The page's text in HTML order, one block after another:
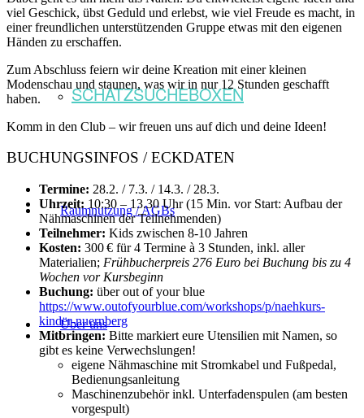
SCHATZSUCHEBOXEN
Raumnutzung / AGBs
Über uns
viel Geschick, übst Geduld und erlebst, wie viel Freude es macht, in
einer freundlichen unterstützenden Gruppe etwas mit den eigenen
Händen zu erschaffen.
Zum Abschluss feiern wir deine Kreation mit einer kleinen
Modenschau und staunen, was wir in nur 12 Stunden geschafft
haben.
Komm in den Club – wir freuen uns auf dich und deine Ideen!
BUCHUNGSINFOS / ECKDATEN
Termine: 28.2. / 7.3. / 14.3. / 28.3.
Uhrzeit: 10:30 – 13.30 Uhr (15 Min. vor Start: Aufbau der
Nähmaschinen der Teilnehmenden)
Teilnehmer: Kids zwischen 8-10 Jahren
Kosten: 300 € für 4 Termine à 3 Stunden, inkl. aller
Materialien; Frühbucherpreis 276 Euro bei Buchung bis zu 4
Wochen vor Kursbeginn
Buchung: über out of your blue
https://www.outofyourblue.com/workshops/p/naehkurs-
kinder-nuernberg
Mitbringen: Bitte markiert eure Utensilien mit Namen, so
gibt es keine Verwechslungen!
eigene Nähmaschine mit Stromkabel und Fußpedal,
Bedienungsanleitung
Maschinenzubehör inkl. Unterfadenspulen (am besten
vorgespult)